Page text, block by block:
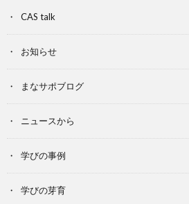
CAS talk
お知らせ
まなサポブログ
ニュースから
学びの事例
学びの芽育